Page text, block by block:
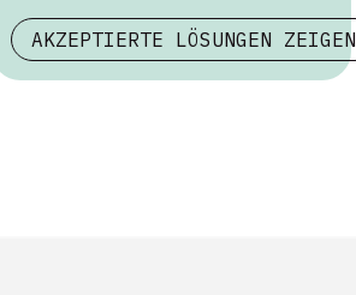
AKZEPTIERTE LÖSUNGEN ZEIGEN